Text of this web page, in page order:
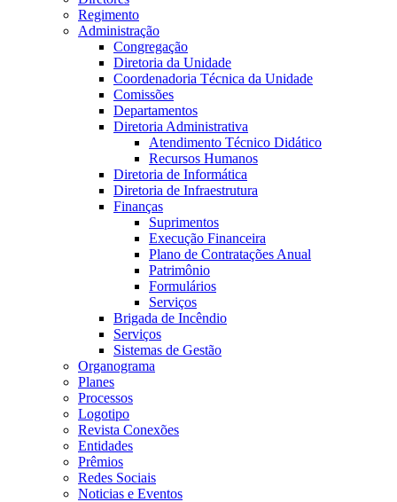
Regimento
Administração
Congregação
Diretoria da Unidade
Coordenadoria Técnica da Unidade
Comissões
Departamentos
Diretoria Administrativa
Atendimento Técnico Didático
Recursos Humanos
Diretoria de Informática
Diretoria de Infraestrutura
Finanças
Suprimentos
Execução Financeira
Plano de Contratações Anual
Patrimônio
Formulários
Serviços
Brigada de Incêndio
Serviços
Sistemas de Gestão
Organograma
Planes
Processos
Logotipo
Revista Conexões
Entidades
Prêmios
Redes Sociais
Noticias e Eventos